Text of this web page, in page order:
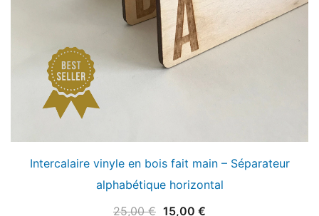
Intercalaire vinyle en bois fait main – Séparateur
alphabétique horizontal
25,00€ Le
15,00 €